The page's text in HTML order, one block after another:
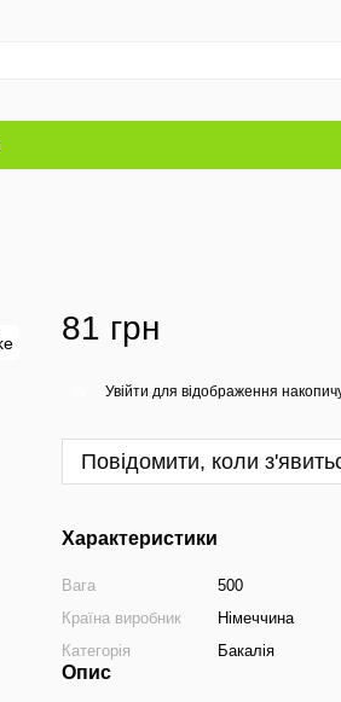
81 грн
Увійти для відображення
Повідомити, коли
Характеристики
Вага
500
Країна виробник
Німеччина
Категорія
Бакалія
Опис